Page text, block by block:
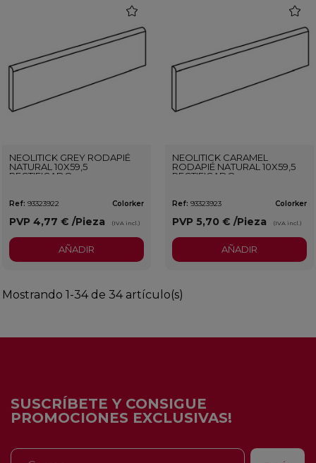
NEOLITICK GREY RODAPIÉ
NATURAL 10X59,5
RECTIFICADO
Ref: 93323922 Colorker
PVP 4,77 € /Pieza (IVA incl.)
AÑADIR
NEOLITICK CARAMEL
RODAPIÉ NATURAL 10X59,5
RECTIFICADO
Ref: 93323923 Colorker
PVP 5,70 € /Pieza (IVA incl.)
AÑADIR
Mostrando 1-34 de 34 artículo(s)
SUSCRÍBETE Y CONSIGUE
PROMOCIONES EXCLUSIVAS!